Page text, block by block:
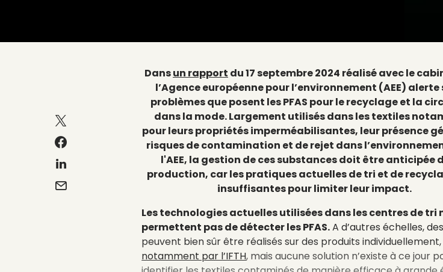
Dansun rapport du 17 septembre 2024 réalisé avec le
l’Agence européenne pour l’environnement (AEE) alerte
problèmes que posent les PFAS pour le recyclage et la
dans la mode. Largement utilisés dans les textiles
pour leurs propriétés imperméabilisantes, leur présence
risques de contamination et de rejet dans
l'AEE, la gestion de ces substances doit être anticipée
production, car les pratiques actuelles de tri et de
insuffisantes pour limiter leur impact.
Les technologies actuelles utilisées dans les centres de tri
permettent pas de détecter les PFAS.A d’autres échelles,
peuvent bien sûr être réalisés sur des produits individuellement,
notamment par l’IFTH, mais aucune solution n’existe à ce jour